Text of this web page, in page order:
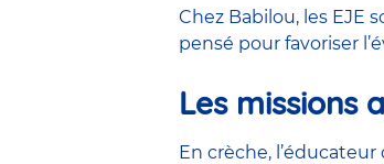
Chez Babilou, les
pensé pour favoriser
Les missions
En crèche,